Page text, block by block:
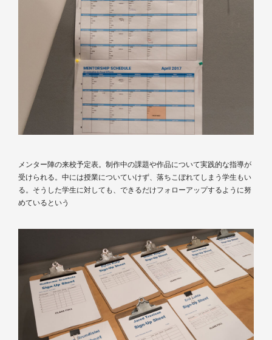
メンター陣の来校予定表。制作中の課題や作品について実践的な指導が
受けられる。中には授業についていけず、落ちこぼれてしまう学生もい
る。そうした学生に対しても、できるだけフォローアップするように努
めているという